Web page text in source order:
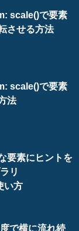
scale()で要素
させる方法
scale()で要素
法
要素にヒントを
リ
い方
で横に流れ続